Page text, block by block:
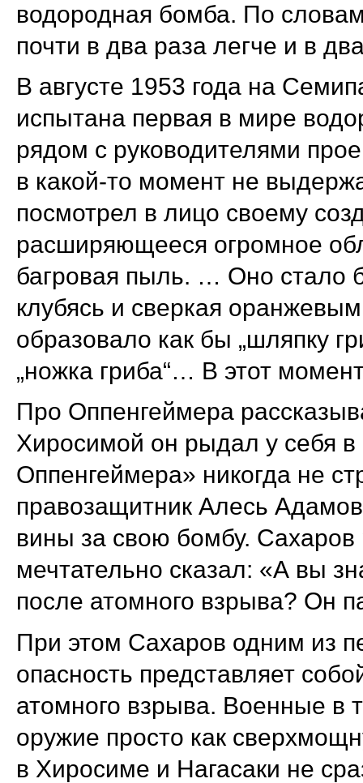
водородная бомба. По
почти в два раза легче и в
В августе 1953 года на
испытана первая в мире
рядом с руководителями
в какой-то момент не
посмотрел в лицо своему
расширяющееся огромное
багровая пыль. … Оно стало
клубясь и сверкая
образовало как бы „шляпку
„ножка гриба“… В этот
Про Оппенгеймера
Хиросимой он рыдал у себя
Оппенгеймера» никогда не
правозащитник Алесь
вины за свою бомбу.
мечтательно сказал: «А вы
после атомного взрыва? Он
При этом Сахаров одним из
опасность представляет
атомного взрыва. Военные в
оружие просто как
в Хиросиме и Нагасаки не